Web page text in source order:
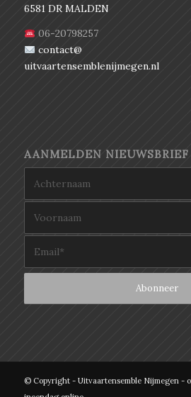
6581 DR MALDEN
06-20798257
contact@
uitvaartensemblenijmegen.nl
AANMELDEN NIEUWSBRIEF
© Copyright - Uitvaartensemble Nijmegen -